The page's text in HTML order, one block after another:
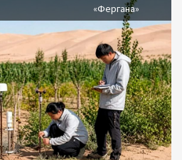
«Фергана»